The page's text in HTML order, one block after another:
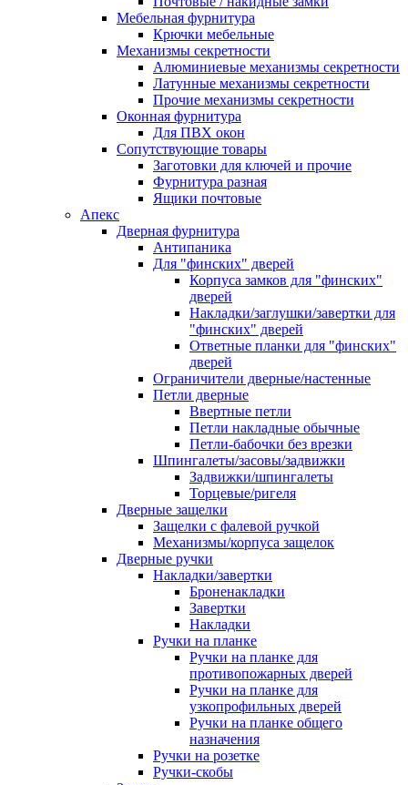
Мебельная фурнитура
Крючки мебельные
Механизмы секретности
Алюминиевые механизмы секретности
Латунные механизмы секретности
Прочие механизмы секретности
Оконная фурнитура
Для ПВХ окон
Сопутствующие товары
Заготовки для ключей и прочие
Фурнитура разная
Ящики почтовые
Апекс
Дверная фурнитура
Антипаника
Для "финских" дверей
Корпуса замков для "финских"
дверей
Накладки/заглушки/завертки для
"финских" дверей
Ответные планки для "финских"
дверей
Ограничители дверные/настенные
Петли дверные
Ввертные петли
Петли накладные обычные
Петли-бабочки без врезки
Шпингалеты/засовы/задвижки
Задвижки/шпингалеты
Торцевые/ригеля
Дверные защелки
Защелки с фалевой ручкой
Механизмы/корпуса защелок
Дверные ручки
Накладки/завертки
Броненакладки
Завертки
Накладки
Ручки на планке
Ручки на планке для
противопожарных дверей
Ручки на планке для
узкопрофильных дверей
Ручки на планке общего
назначения
Ручки на розетке
Ручки-скобы